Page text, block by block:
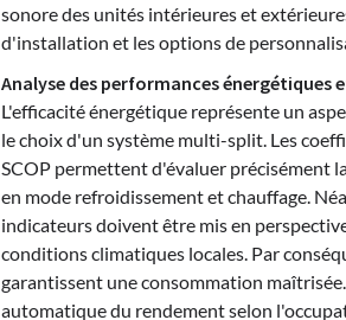
sonore des unités intérieures et
d'installation et les options de
Analyse des performances énergétiques
L'efficacité énergétique représente un
le choix d'un système multi-split. Les
SCOP permettent d'évaluer précisément
en mode refroidissement et chauffage.
indicateurs doivent être mis en
conditions climatiques locales. Par
garantissent une consommation
automatique du rendement selon